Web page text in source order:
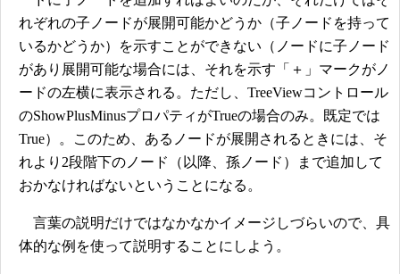
れぞれの子ノードが展開可能かどうか（子ノードを持って
いるかどうか）を示すことができない（ノードに子ノード
があり展開可能な場合には、それを示す「＋」マークがノ
ードの左横に表示される。ただし、TreeViewコントロール
のShowPlusMinusプロパティがTrueの場合のみ。既定では
True）。このため、あるノードが展開されるときには、そ
れより2段階下のノード（以降、孫ノード）まで追加して
おかなければないということになる。
言葉の説明だけではなかなかイメージしづらいので、具
体的な例を使って説明することにしよう。